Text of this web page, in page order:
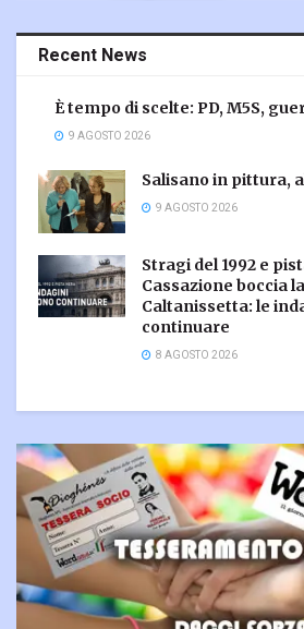
Recent News
È tempo di scelte: PD, M5S,
9 AGOSTO 2026
Salisano in pittura,
9 AGOSTO 2026
Stragi del 1992 e
Cassazione boccia
Caltanissetta: le
continuare
8 AGOSTO 2026